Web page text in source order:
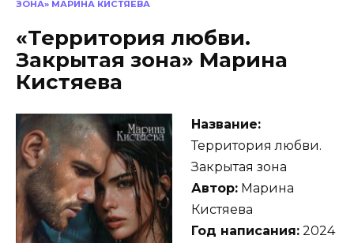
ЗОНА» МАРИНА КИСТЯЕВА
«Территория любви.
Закрытая зона» Марина
Кистяева
Название:
Территория любви.
Закрытая зона
Автор: Марина
Кистяева
Год написания: 2024